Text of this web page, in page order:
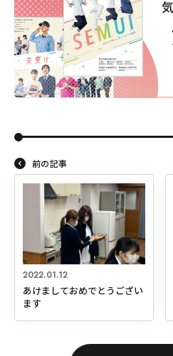
前の記事
2022.01.12
あけましておめでとうござい
ます